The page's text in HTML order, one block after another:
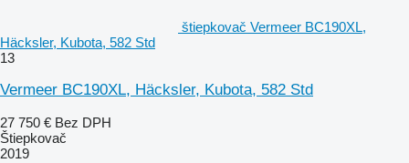
štiepkovač Vermeer BC190XL,
Häcksler, Kubota, 582 Std
13
Vermeer BC190XL, Häcksler, Kubota, 582 Std
27 750 € Bez DPH
Štiepkovač
2019